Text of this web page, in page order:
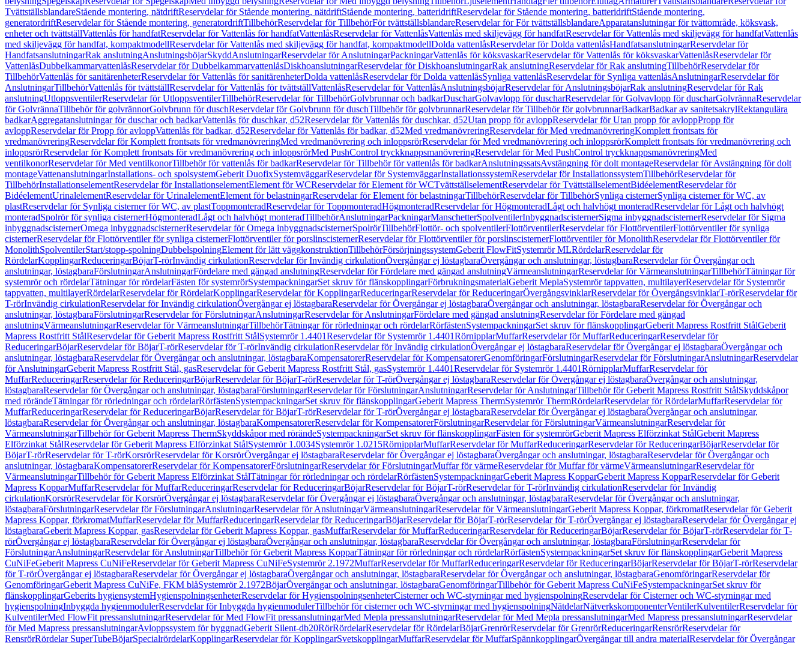
TvättställsblandareStående montering, nätdriftReservdelar för Stående montering, nätdriftStående montering, batteridriftReservdelar för Stående montering, batteridriftStående montering,
generatordriftReservdelar för Stående montering, generatordriftTillbehörReservdelar för TillbehörFör tvättställsblandareReservdelar för För tvättställsblandareApparatanslutningar för tvättområde, köksvask,
enheter och tvättställVattenlås för handfatReservdelar för Vattenlås för handfatVattenlåsReservdelar för VattenlåsVattenlås med skiljevägg för handfatReservdelar för Vattenlås med skiljevägg för handfatVattenlås
med skiljevägg för handfat, kompaktmodellReservdelar för Vattenlås med skiljevägg för handfat, kompaktmodellDolda vattenlåsReservdelar för Dolda vattenlåsHandfatsanslutningarReservdelar för
HandfatsanslutningarRak anslutningAnslutningsböjarSkyddAnslutningarReservdelar för AnslutningarPackningarVattenlås för köksvaskarReservdelar för Vattenlås för köksvaskarVattenlåsReservdelar för
VattenlåsDubbelkammarvattenlåsReservdelar för DubbelkammarvattenlåsDiskhoanslutningarReservdelar för DiskhoanslutningarRak anslutningReservdelar för Rak anslutningTillbehörReservdelar för
TillbehörVattenlås för sanitärenheterReservdelar för Vattenlås för sanitärenheterDolda vattenlåsReservdelar för Dolda vattenlåsSynliga vattenlåsReservdelar för Synliga vattenlåsAnslutningarReservdelar för
AnslutningarTillbehörVattenlås för tvättställReservdelar för Vattenlås för tvättställVattenlåsReservdelar för VattenlåsAnslutningsböjarReservdelar för AnslutningsböjarRak anslutningReservdelar för Rak
anslutningUtloppsventilerReservdelar för UtloppsventilerTillbehörReservdelar för TillbehörGolvbrunnar och badkarDuscharGolvavlopp för duscharReservdelar för Golvavlopp för duscharGolvrännaReservdelar
för GolvrännaTillbehör för golvrännorGolvbrunn för duschReservdelar för Golvbrunn för duschTillbehör för golvbrunnarReservdelar för Tillbehör för golvbrunnarBadkarBadkar av sanitetsakrylRektangulära
badkarAggregatanslutningar för duschar och badkarVattenlås för duschkar, d52Reservdelar för Vattenlås för duschkar, d52Utan propp för avloppReservdelar för Utan propp för avloppPropp för
avloppReservdelar för Propp för avloppVattenlås för badkar, d52Reservdelar för Vattenlås för badkar, d52Med vredmanövreringReservdelar för Med vredmanövreringKomplett frontsats för
vredmanövreringReservdelar för Komplett frontsats för vredmanövreringMed vredmanövrering och inloppsrörReservdelar för Med vredmanövrering och inloppsrörKomplett frontsats för vredmanövrering och
inloppsrörReservdelar för Komplett frontsats för vredmanövrering och inloppsrörMed PushControl tryckknappsmanövreringReservdelar för Med PushControl tryckknappsmanövreringMed
ventilkonorReservdelar för Med ventilkonorTillbehör för vattenlås för badkarReservdelar för Tillbehör för vattenlås för badkarAnslutningssatsAvstängning för dolt montageReservdelar för Avstängning för dolt
montageVattenanslutningarInstallations- och spolsystemGeberit DuofixSystemväggarReservdelar för SystemväggarInstallationssystemReservdelar för InstallationssystemTillbehörReservdelar för
TillbehörInstallationselementReservdelar för InstallationselementElement för WCReservdelar för Element för WCTvättställselementReservdelar för TvättställselementBidéelementReservdelar för
BidéelementUrinalelementReservdelar för UrinalelementElement för belastningarReservdelar för Element för belastningarTillbehörReservdelar för TillbehörSynliga cisternerSynliga cisterner för WC, av
plastReservdelar för Synliga cisterner för WC, av plastToppmonteradReservdelar för ToppmonteradHögmonteradReservdelar för HögmonteradLågt och halvhögt monteradReservdelar för Lågt och halvhögt
monteradSpolrör för synliga cisternerHögmonteradLågt och halvhögt monteradTillbehörAnslutningarPackningarManschetterSpolventilerInbyggnadscisternerSigma inbyggnadscisternerReservdelar för Sigma
inbyggnadscisternerOmega inbyggnadscisternerReservdelar för Omega inbyggnadscisternerSpolrörTillbehörFlottör- och spolventilerFlottörventilerReservdelar för FlottörventilerFlottörventiler för synliga
cisternerReservdelar för Flottörventiler för synliga cisternerFlottörventiler för porslinscisternerReservdelar för Flottörventiler för porslinscisternerFlottörventiler för MonolithReservdelar för Flottörventiler för
MonolithSpolventilerStart/stopp-spolningDubbelspolningElement för lätt väggkonstruktionTillbehörFörsörjningssystemGeberit FlowFitSystemrör MLRördelarReservdelar för
RördelarKopplingarReduceringarBöjarT-rörInvändig cirkulationReservdelar för Invändig cirkulationÖvergångar ej löstagbaraÖvergångar och anslutningar, löstagbaraReservdelar för Övergångar och
anslutningar, löstagbaraFörslutningarAnslutningarFördelare med gängad anslutningReservdelar för Fördelare med gängad anslutningVärmeanslutningarReservdelar för VärmeanslutningarTillbehörTätningar för
systemrör och rördelarTätningar för rördelarFästen för systemrörSystempackningarSet skruv för flänskopplingarFörbrukningsmaterialGeberit MeplaSystemrör tappvatten, multilayerReservdelar för Systemrör
tappvatten, multilayerRördelarReservdelar för RördelarKopplingarReservdelar för KopplingarReduceringarReservdelar för ReduceringarÖvergångsvinklarReservdelar för ÖvergångsvinklarT-rörReservdelar för
T-rörInvändig cirkulationReservdelar för Invändig cirkulationÖvergångar ej löstagbaraReservdelar för Övergångar ej löstagbaraÖvergångar och anslutningar, löstagbaraReservdelar för Övergångar och
anslutningar, löstagbaraFörslutningarReservdelar för FörslutningarAnslutningarReservdelar för AnslutningarFördelare med gängad anslutningReservdelar för Fördelare med gängad
anslutningVärmeanslutningarReservdelar för VärmeanslutningarTillbehörTätningar för rörledningar och rördelarRörfästenSystempackningarSet skruv för flänskopplingarGeberit Mapress Rostfritt StålGeberit
Mapress Rostfritt StålReservdelar för Geberit Mapress Rostfritt StålSystemrör 1.4401Reservdelar för Systemrör 1.4401RörnipplarMuffarReservdelar för MuffarReduceringarReservdelar för
ReduceringarBöjarReservdelar för BöjarT-rörReservdelar för T-rörInvändig cirkulationReservdelar för Invändig cirkulationÖvergångar ej löstagbaraReservdelar för Övergångar ej löstagbaraÖvergångar och
anslutningar, löstagbaraReservdelar för Övergångar och anslutningar, löstagbaraKompensatorerReservdelar för KompensatorerGenomföringarFörslutningarReservdelar för FörslutningarAnslutningarReservdelar
för AnslutningarGeberit Mapress Rostfritt Stål, gasReservdelar för Geberit Mapress Rostfritt Stål, gasSystemrör 1.4401Reservdelar för Systemrör 1.4401RörnipplarMuffarReservdelar för
MuffarReduceringarReservdelar för ReduceringarBöjarReservdelar för BöjarT-rörReservdelar för T-rörÖvergångar ej löstagbaraReservdelar för Övergångar ej löstagbaraÖvergångar och anslutningar,
löstagbaraReservdelar för Övergångar och anslutningar, löstagbaraFörslutningarReservdelar för FörslutningarAnslutningarReservdelar för AnslutningarTillbehör för Geberit Mapress Rostfritt StålSkyddskåpor
med rörändeTätningar för rörledningar och rördelarRörfästenSystempackningarSet skruv för flänskopplingarGeberit Mapress ThermSystemrör ThermRördelarReservdelar för RördelarMuffarReservdelar för
MuffarReduceringarReservdelar för ReduceringarBöjarReservdelar för BöjarT-rörReservdelar för T-rörÖvergångar ej löstagbaraReservdelar för Övergångar ej löstagbaraÖvergångar och anslutningar,
löstagbaraReservdelar för Övergångar och anslutningar, löstagbaraKompensatorerReservdelar för KompensatorerFörslutningarReservdelar för FörslutningarVärmeanslutningarReservdelar för
VärmeanslutningarTillbehör för Geberit Mapress ThermSkyddskåpor med rörändeSystempackningarSet skruv för flänskopplingarFästen för systemrörGeberit Mapress Elförzinkat StålGeberit Mapress
Elförzinkat StålReservdelar för Geberit Mapress Elförzinkat StålSystemrör 1.0034Systemrör 1.0215RörnipplarMuffarReservdelar för MuffarReduceringarReservdelar för ReduceringarBöjarReservdelar för
BöjarT-rörReservdelar för T-rörKorsrörReservdelar för KorsrörÖvergångar ej löstagbaraReservdelar för Övergångar ej löstagbaraÖvergångar och anslutningar, löstagbaraReservdelar för Övergångar och
anslutningar, löstagbaraKompensatorerReservdelar för KompensatorerFörslutningarReservdelar för FörslutningarMuffar för värmeReservdelar för Muffar för värmeVärmeanslutningarReservdelar för
VärmeanslutningarTillbehör för Geberit Mapress Elförzinkat StålTätningar för rörledningar och rördelarRörfästenSystempackningarGeberit Mapress KopparGeberit Mapress KopparReservdelar för Geberit
Mapress KopparMuffarReservdelar för MuffarReduceringarReservdelar för ReduceringarBöjarReservdelar för BöjarT-rörReservdelar för T-rörInvändig cirkulationReservdelar för Invändig
cirkulationKorsrörReservdelar för KorsrörÖvergångar ej löstagbaraReservdelar för Övergångar ej löstagbaraÖvergångar och anslutningar, löstagbaraReservdelar för Övergångar och anslutningar,
löstagbaraFörslutningarReservdelar för FörslutningarAnslutningarReservdelar för AnslutningarVärmeanslutningarReservdelar för VärmeanslutningarGeberit Mapress Koppar, förkromatReservdelar för Geberit
Mapress Koppar, förkromatMuffarReservdelar för MuffarReduceringarReservdelar för ReduceringarBöjarReservdelar för BöjarT-rörReservdelar för T-rörÖvergångar ej löstagbaraReservdelar för Övergångar ej
löstagbaraGeberit Mapress Koppar, gasReservdelar för Geberit Mapress Koppar, gasMuffarReservdelar för MuffarReduceringarReservdelar för ReduceringarBöjarReservdelar för BöjarT-rörReservdelar för T-
rörÖvergångar ej löstagbaraReservdelar för Övergångar ej löstagbaraÖvergångar och anslutningar, löstagbaraReservdelar för Övergångar och anslutningar, löstagbaraFörslutningarReservdelar för
FörslutningarAnslutningarReservdelar för AnslutningarTillbehör för Geberit Mapress KopparTätningar för rörledningar och rördelarRörfästenSystempackningarSet skruv för flänskopplingarGeberit Mapress
CuNiFeGeberit Mapress CuNiFeReservdelar för Geberit Mapress CuNiFeSystemrör 2.1972MuffarReservdelar för MuffarReduceringarReservdelar för ReduceringarBöjarReservdelar för BöjarT-rörReservdelar
för T-rörÖvergångar ej löstagbaraReservdelar för Övergångar ej löstagbaraÖvergångar och anslutningar, löstagbaraReservdelar för Övergångar och anslutningar, löstagbaraGenomföringarReservdelar för
GenomföringarGeberit Mapress CuNiFe, FKM blåSystemrör 2.1972BöjarÖvergångar och anslutningar, löstagbaraGenomföringarTillbehör för Geberit Mapress CuNiFeSystempackningarSet skruv för
flänskopplingarGeberits hygiensystemHygienspolningsenheterReservdelar för HygienspolningsenheterCisterner och WC-styrningar med hygienspolningReservdelar för Cisterner och WC-styrningar med
hygienspolningInbyggda hygienmodulerReservdelar för Inbyggda hygienmodulerTillbehör för cisterner och WC-styrningar med hygienspolningNätdelarNätverkskomponenterVentilerKulventilerReservdelar för
KulventilerMed FlowFit pressanslutningarReservdelar för Med FlowFit pressanslutningarMed Mepla pressanslutningarReservdelar för Med Mepla pressanslutningarMed Mapress pressanslutningarReservdelar
för Med Mapress pressanslutningarAvloppssystem för byggnadGeberit Silent-db20RörRördelarReservdelar för RördelarBöjarGrenrörReservdelar för GrenrörReduceringarRensrörReservdelar för
RensrörRördelar SuperTubeBöjarSpecialrördelarKopplingarReservdelar för KopplingarSvetskopplingarMuffarReservdelar för MuffarSpännkopplingarÖvergångar till andra materialReservdelar för Övergångar